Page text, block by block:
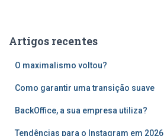
iArtigos recentes
O maximalismo voltou?
Como garantir uma transição suave
BackOffice, a sua empresa utiliza?
Tendências para o Instagram em 2026